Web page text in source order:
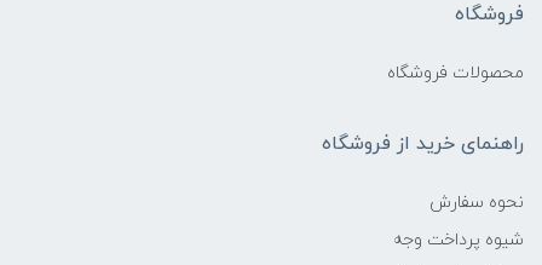
فروشگاه
محصولات فروشگاه
راهنمای خرید از فروشگاه
نحوه سفارش
شیوه پرداخت وجه